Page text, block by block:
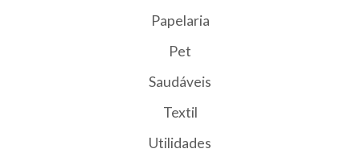
Papelaria
Pet
Saudáveis
Textil
Utilidades